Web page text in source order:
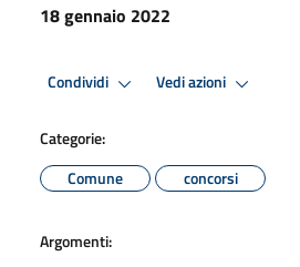
18 gennaio 2022
Condividi Vedi azioni
Categorie:
Comune
concorsi
Argomenti: